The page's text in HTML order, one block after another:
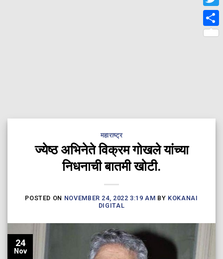
महाराष्ट्र
ज्येष्ठ अभिनेते विक्रम गोखले यांच्या
निधनाची बातमी खोटी.
POSTED ON NOVEMBER 24, 2022 3:19 AM BY KOKANAI
DIGITAL
24
Nov